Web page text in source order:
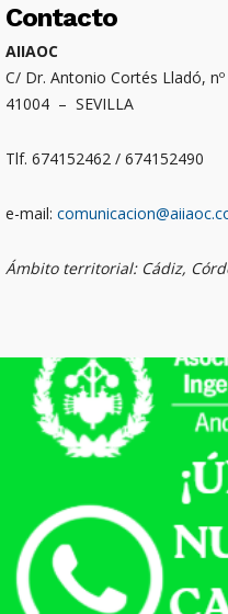
Contacto
AIIAOC
C/ Dr. Antonio Cortés Lladó, nº
41004 – SEVILLA
Tlf. 674152462 / 674152490
e-mail:
Ámbito territorial: Cádiz,